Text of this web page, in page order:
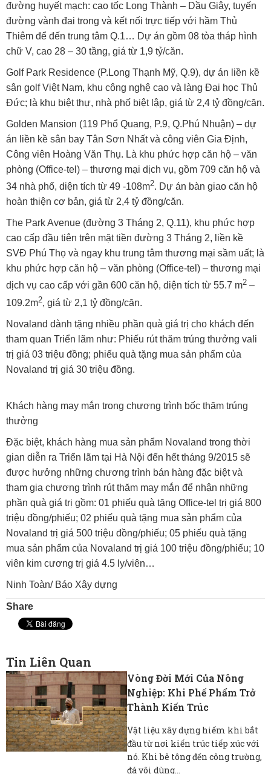
đường huyết mạch: cao tốc Long Thành – Dầu Giây, tuyến
đường vành đai trong và kết nối trực tiếp với hầm Thủ
Thiêm để đến trung tâm Q.1… Dự án gồm 08 tòa tháp hình
chữ V, cao 28 – 30 tầng, giá từ 1,9 tỷ/căn.
Golf Park Residence (P.Long Thạnh Mỹ, Q.9), dự án liền kề
sân golf Việt Nam, khu công nghệ cao và làng Đại học Thủ
Đức; là khu biệt thự, nhà phố biệt lập, giá từ 2,4 tỷ đồng/căn.
Golden Mansion (119 Phổ Quang, P.9, Q.Phú Nhuận) – dự
án liền kề sân bay Tân Sơn Nhất và công viên Gia Định,
Công viên Hoàng Văn Thụ. Là khu phức hợp căn hộ – văn
phòng (Office-tel) – thương mại dịch vụ, gồm 709 căn hộ và
34 nhà phố, diện tích từ 49 -108m2. Dự án bàn giao căn hộ
hoàn thiện cơ bản, giá từ 2,4 tỷ đồng/căn.
The Park Avenue (đường 3 Tháng 2, Q.11), khu phức hợp
cao cấp đầu tiên trên mặt tiền đường 3 Tháng 2, liền kề
SVĐ Phú Thọ và ngay khu trung tâm thương mại sầm uất; là
khu phức hợp căn hộ – văn phòng (Office-tel) – thương mại
dịch vụ cao cấp với gần 600 căn hộ, diện tích từ 55.7 m2 –
109.2m2, giá từ 2,1 tỷ đồng/căn.
Novaland dành tặng nhiều phần quà giá trị cho khách đến
tham quan Triển lãm như: Phiếu rút thăm trúng thưởng vali
trị giá 03 triệu đồng; phiếu quà tặng mua sản phẩm của
Novaland trị giá 30 triệu đồng.
Khách hàng may mắn trong chương trình bốc thăm trúng
thưởng
Đặc biệt, khách hàng mua sản phẩm Novaland trong thời
gian diễn ra Triển lãm tại Hà Nội đến hết tháng 9/2015 sẽ
được hưởng những chương trình bán hàng đặc biệt và
tham gia chương trình rút thăm may mắn để nhận những
phần quà giá trị gồm: 01 phiếu quà tặng Office-tel trị giá 800
triệu đồng/phiếu; 02 phiếu quà tặng mua sản phẩm của
Novaland trị giá 500 triệu đồng/phiếu; 05 phiếu quà tặng
mua sản phẩm của Novaland trị giá 100 triệu đồng/phiếu; 10
viên kim cương trị giá 4.5 ly/viên…
Ninh Toàn/ Báo Xây dựng
Share
Tin Liên Quan
Vòng Đời Mới Của Nông
Nghiệp: Khi Phế Phẩm Trở
Thành Kiến Trúc
Vật liệu xây dựng hiếm khi bắt
đầu từ nơi kiến ​​trúc tiếp xúc với
nó. Khi bê tông đến công trường,
đá vôi dùng...